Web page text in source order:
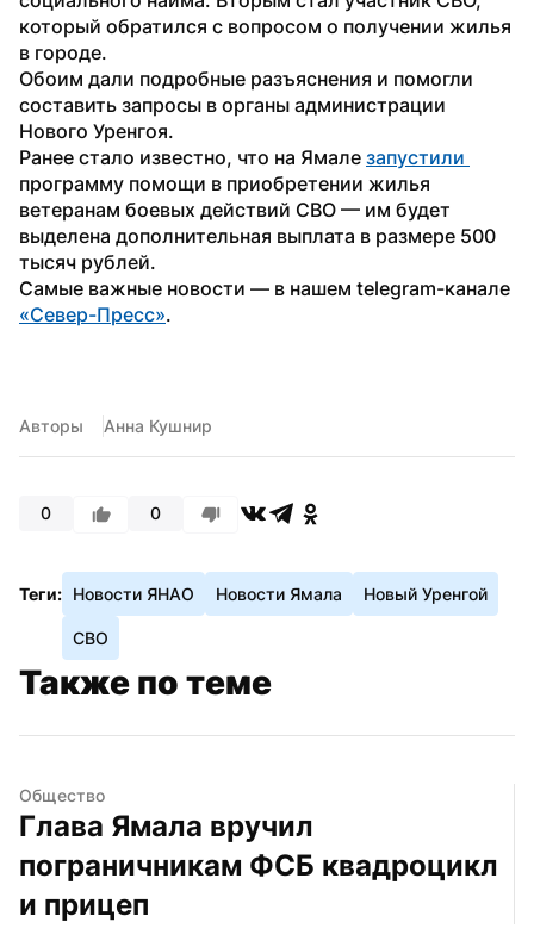
который обратился с вопросом о получении жилья
в городе.
Обоим дали подробные разъяснения и помогли
составить запросы в органы администрации
Нового Уренгоя.
Ранее стало известно, что на Ямале
программу помощи в приобретении жилья
ветеранам боевых действий СВО — им будет
выделена дополнительная выплата в размере 500
тысяч рублей.
«Север-Пресс».
Авторы Анна Кушнир
0 0
Теги: Новости ЯНАО Новости Ямала Новый Уренгой
СВО
Также по теме
Общество
Глава Ямала вручил
пограничникам ФСБ квадроцикл
и прицеп